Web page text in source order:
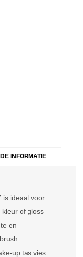
INFORMATIE
is ideaal voor
kleur of gloss
en
up tas vies